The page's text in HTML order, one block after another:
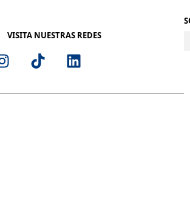
VISITA NUESTRAS REDES
I
n
t
T
i
t
L
i
k